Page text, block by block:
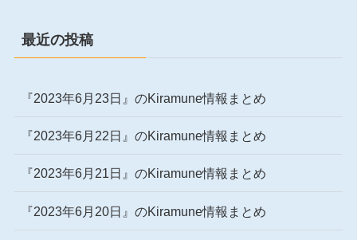
最近の投稿
『2023年6月23日』のKiramune情報まとめ
『2023年6月22日』のKiramune情報まとめ
『2023年6月21日』のKiramune情報まとめ
『2023年6月20日』のKiramune情報まとめ